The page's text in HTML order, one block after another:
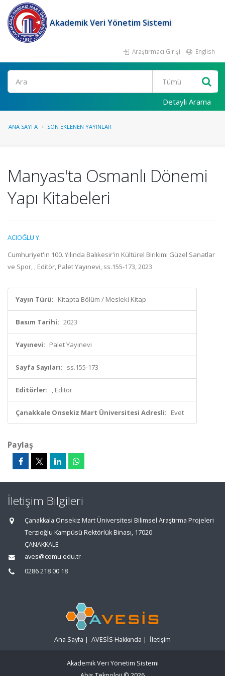
Akademik Veri Yönetim Sistemi
Araştırmacı Girişi English
Ara
Detaylı Arama
ANA SAYFA SON EKLENEN YAYINLAR
Manyas'ta Osmanlı Dönemi
Yapı Kitabeleri
ACIOĞLU Y.
Cumhuriyet'in 100. Yılında Balıkesir'in Kültürel Birikimi Güzel Sanatlar
ve Spor, , Editör, Palet Yayınevi, ss.155-173, 2023
Yayın Türü: Kitapta Bölüm / Mesleki Kitap
Basım Tarihi: 2023
Yayınevi: Palet Yayınevi
Sayfa Sayıları: ss.155-173
Editörler: , Editör
Çanakkale Onsekiz Mart Üniversitesi Adresli: Evet
Paylaş
İletişim Bilgileri
Çanakkala Onsekiz Mart Üniversitesi Bilimsel Araştırma Projeleri
Terzioğlu Kampüsü Rektörlük Binası, 17020
ÇANAKKALE
aves@comu.edu.tr
0286 218 00 18
Ana Sayfa | AVESİS Hakkında | İletişim
Akademik Veri Yönetim Sistemi